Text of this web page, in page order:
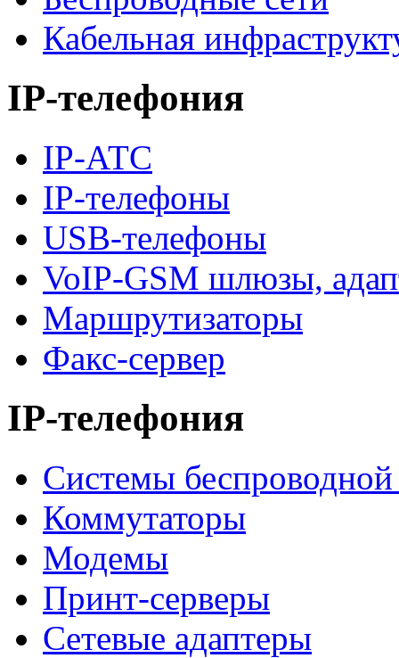
Кабельная
IP-телефония
IP-АТС
IP-телефоны
USB-телефоны
VoIP-GSM шлюзы,
Маршрутизаторы
Факс-сервер
IP-телефония
Системы беспроводной
Коммутаторы
Модемы
Принт-серверы
Сетевые адаптеры